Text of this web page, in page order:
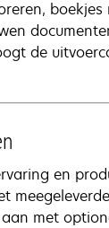
boekjes
de
en
met